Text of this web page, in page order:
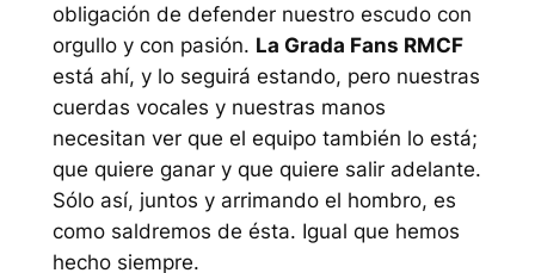
obligación de defender nuestro escudo con
orgullo y con pasión. La Grada Fans RMCF
está ahí, y lo seguirá estando, pero nuestras
cuerdas vocales y nuestras manos
necesitan ver que el equipo también lo está;
que quiere ganar y que quiere salir adelante.
Sólo así, juntos y arrimando el hombro, es
como saldremos de ésta. Igual que hemos
hecho siempre.